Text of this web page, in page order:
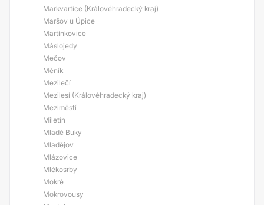
Markvartice (Královéhradecký kraj)
Maršov u Úpice
Martínkovice
Máslojedy
Mečov
Měník
Mezilečí
Mezilesí (Královéhradecký kraj)
Meziměstí
Miletín
Mladé Buky
Mladějov
Mlázovice
Mlékosrby
Mokré
Mokrovousy